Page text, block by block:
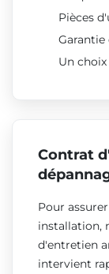
Pièces
Un
Contrat
Pour
installation,
d'entretien
intervient